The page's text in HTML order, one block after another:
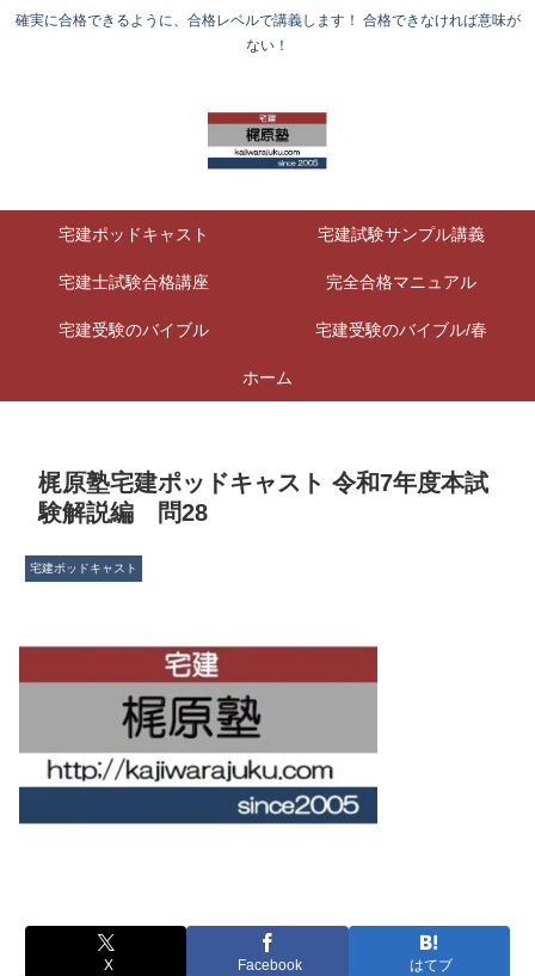
確実に合格できるように、合格レベルで講義します！ 合格できなければ意味が
ない！
宅建ポッドキャスト 宅建試験サンプル講義
宅建士試験合格講座 完全合格マニュアル
宅建受験のバイブル 宅建受験のバイブル/春
ホーム
梶原塾宅建ポッドキャスト 令和7年度本試
験解説編 問28
宅建ポッドキャスト
X Facebook はてブ